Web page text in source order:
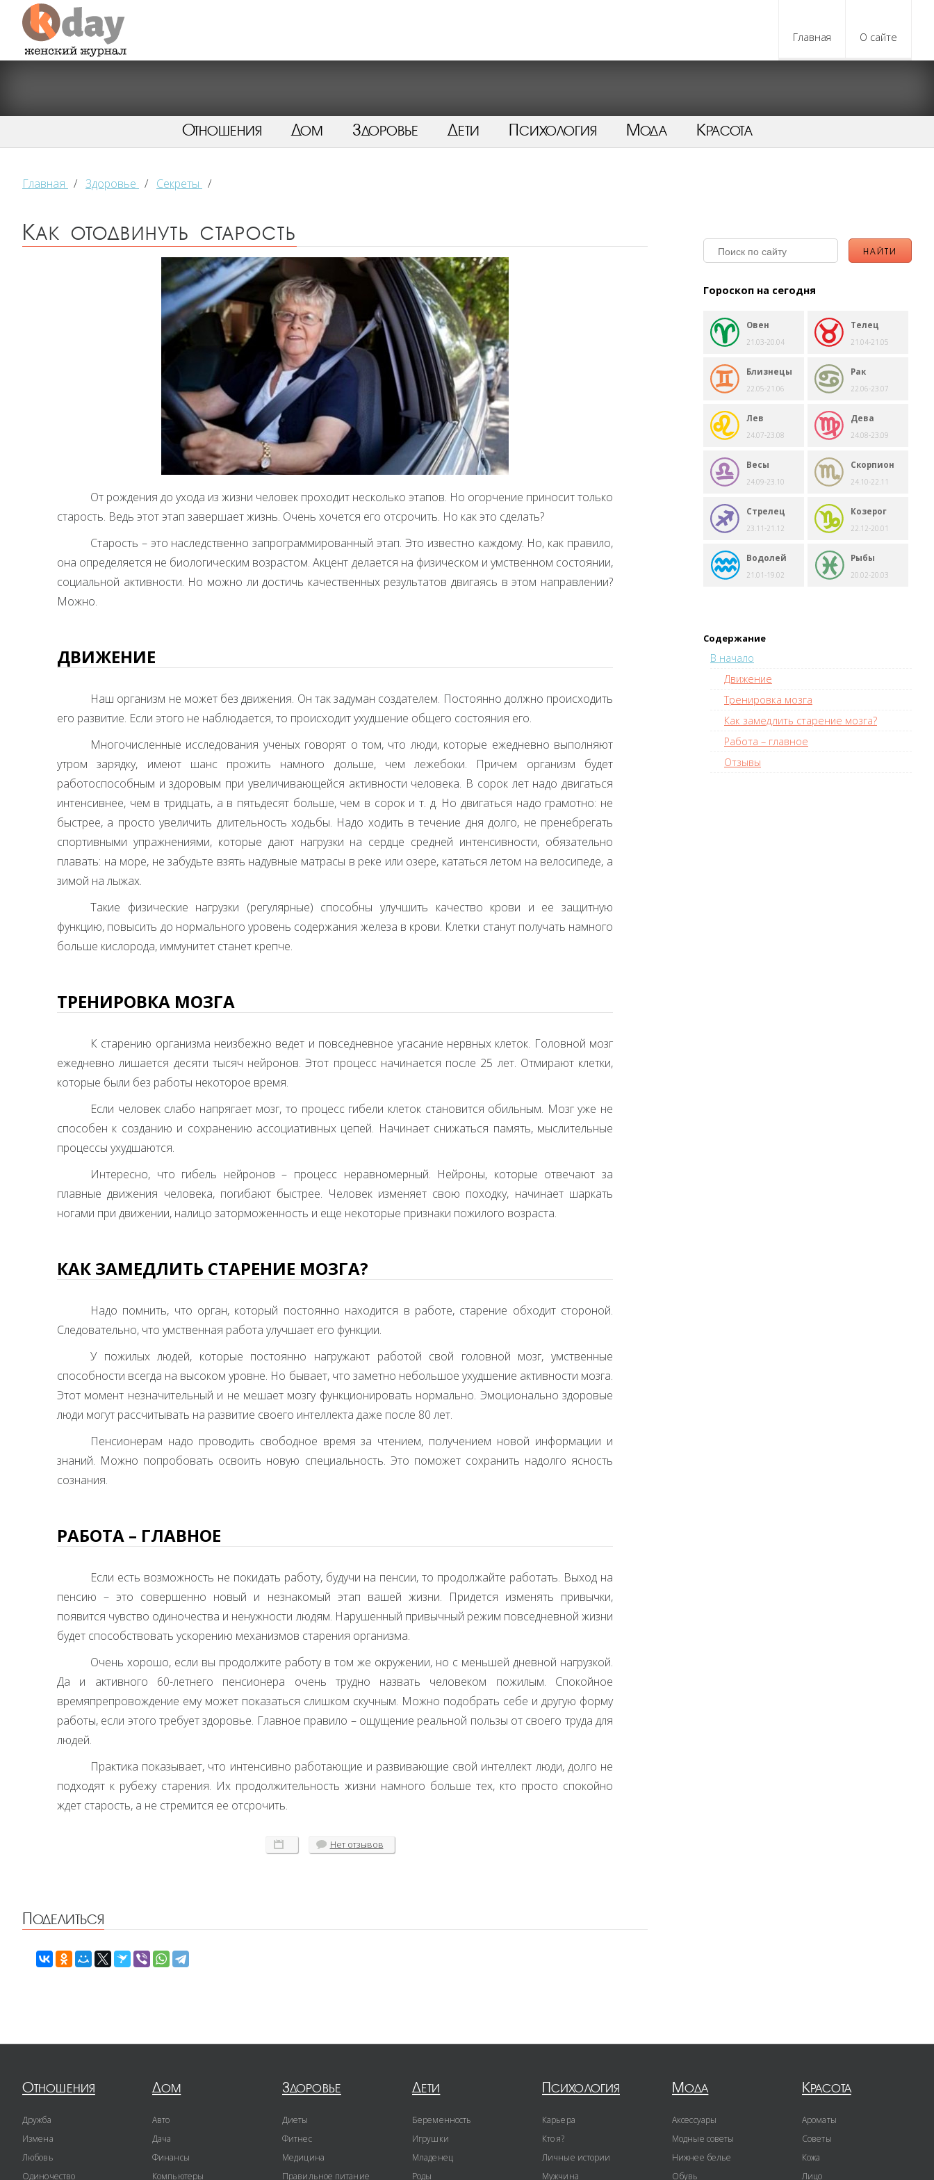
Главная О сайте
Отношения Дом Здоровье Дети Психология Мода Красота
Главная / Здоровье / Секреты /
Как отодвинуть старость
От рождения до ухода из жизни человек проходит несколько этапов. Но огорчение приносит только
старость. Ведь этот этап завершает жизнь. Очень хочется его отсрочить. Но как это сделать?
Старость – это наследственно запрограммированный этап. Это известно каждому. Но, как правило,
она определяется не биологическим возрастом. Акцент делается на физическом и умственном состоянии,
социальной активности. Но можно ли достичь качественных результатов двигаясь в этом направлении?
Можно.
ДВИЖЕНИЕ
Наш организм не может без движения. Он так задуман создателем. Постоянно должно происходить
его развитие. Если этого не наблюдается, то происходит ухудшение общего состояния его.
Многочисленные исследования ученых говорят о том, что люди, которые ежедневно выполняют
утром зарядку, имеют шанс прожить намного дольше, чем лежебоки. Причем организм будет
работоспособным и здоровым при увеличивающейся активности человека. В сорок лет надо двигаться
интенсивнее, чем в тридцать, а в пятьдесят больше, чем в сорок и т. д. Но двигаться надо грамотно: не
быстрее, а просто увеличить длительность ходьбы. Надо ходить в течение дня долго, не пренебрегать
спортивными упражнениями, которые дают нагрузки на сердце средней интенсивности, обязательно
плавать: на море, не забудьте взять надувные матрасы в реке или озере, кататься летом на велосипеде, а
зимой на лыжах.
Такие физические нагрузки (регулярные) способны улучшить качество крови и ее защитную
функцию, повысить до нормального уровень содержания железа в крови. Клетки станут получать намного
больше кислорода, иммунитет станет крепче.
ТРЕНИРОВКА МОЗГА
К старению организма неизбежно ведет и повседневное угасание нервных клеток. Головной мозг
ежедневно лишается десяти тысяч нейронов. Этот процесс начинается после 25 лет. Отмирают клетки,
которые были без работы некоторое время.
Если человек слабо напрягает мозг, то процесс гибели клеток становится обильным. Мозг уже не
способен к созданию и сохранению ассоциативных цепей. Начинает снижаться память, мыслительные
процессы ухудшаются.
Интересно, что гибель нейронов – процесс неравномерный. Нейроны, которые отвечают за
плавные движения человека, погибают быстрее. Человек изменяет свою походку, начинает шаркать
ногами при движении, налицо заторможенность и еще некоторые признаки пожилого возраста.
КАК ЗАМЕДЛИТЬ СТАРЕНИЕ МОЗГА?
Надо помнить, что орган, который постоянно находится в работе, старение обходит стороной.
Следовательно, что умственная работа улучшает его функции.
У пожилых людей, которые постоянно нагружают работой свой головной мозг, умственные
способности всегда на высоком уровне. Но бывает, что заметно небольшое ухудшение активности мозга.
Этот момент незначительный и не мешает мозгу функционировать нормально. Эмоционально здоровые
люди могут рассчитывать на развитие своего интеллекта даже после 80 лет.
Пенсионерам надо проводить свободное время за чтением, получением новой информации и
знаний. Можно попробовать освоить новую специальность. Это поможет сохранить надолго ясность
сознания.
РАБОТА – ГЛАВНОЕ
Если есть возможность не покидать работу, будучи на пенсии, то продолжайте работать. Выход на
пенсию – это совершенно новый и незнакомый этап вашей жизни. Придется изменять привычки,
появится чувство одиночества и ненужности людям. Нарушенный привычный режим повседневной жизни
будет способствовать ускорению механизмов старения организма.
Очень хорошо, если вы продолжите работу в том же окружении, но с меньшей дневной нагрузкой.
Да и активного 60-летнего пенсионера очень трудно назвать человеком пожилым. Спокойное
времяпрепровождение ему может показаться слишком скучным. Можно подобрать себе и другую форму
работы, если этого требует здоровье. Главное правило – ощущение реальной пользы от своего труда для
людей.
Практика показывает, что интенсивно работающие и развивающие свой интеллект люди, долго не
подходят к рубежу старения. Их продолжительность жизни намного больше тех, кто просто спокойно
ждет старость, а не стремится ее отсрочить.
Нетотзывов
Поделиться
Гороскоп на сегодня
Овен
21.03-20.04
Телец
21.04-21.05
Близнецы
22.05-21.06
Рак
22.06-23.07
Лев
24.07-23.08
Дева
24.08-23.09
Весы
24.09-23.10
Скорпион
24.10-22.11
Стрелец
23.11-21.12
Козерог
22.12-20.01
Водолей
21.01-19.02
Рыбы
20.02-20.03
Содержание
В начало
Движение
Тренировка мозга
Как замедлить старение мозга?
Работа – главное
Отзывы
Отношения
Дружба
Измена
Любовь
Одиночество
Дом
Авто
Дача
Финансы
Компьютеры
Здоровье
Диеты
Фитнес
Медицина
Правильное питание
Дети
Беременность
Игрушки
Младенец
Роды
Психология
Карьера
Кто я?
Личные истории
Мужчина
Мода
Аксессуары
Модные советы
Нижнее белье
Обувь
Красота
Ароматы
Советы
Кожа
Лицо